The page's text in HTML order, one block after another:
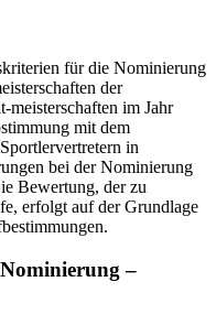
für die Nominierung
der
meisterschaften im Jahr
mit dem
in
bei der Nominierung
Bewertung, der zu
erfolgt auf der Grundlage
–